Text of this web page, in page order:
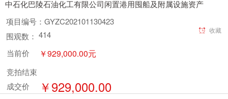
中石化巴陵石油化工有限公司闲置港用囤船及附属设施资产
项目编号： GYZC202101130423
围观数： 414 收藏
当前价 ￥929,000.00元
竞拍结束
成交价
￥929,000.00